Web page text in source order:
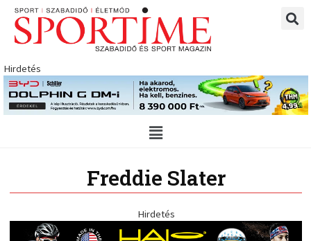
Skip
content
Hirdetés
Main
Menu
Freddie Slater
Hirdetés